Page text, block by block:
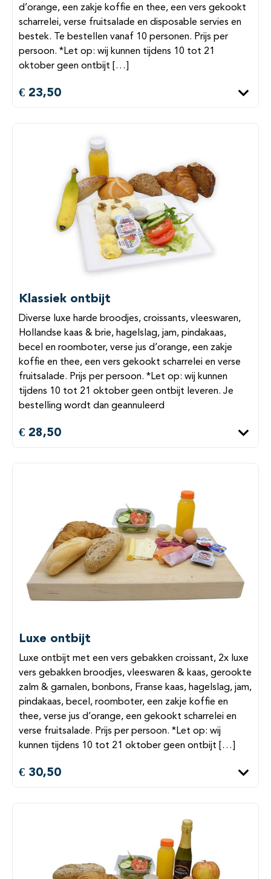
d’orange, een zakje koffie en thee, een vers gekookt
scharrelei, verse fruitsalade en disposable servies en
bestek. Te bestellen vanaf 10 personen. Prijs per
persoon. *Let op: wij kunnen tijdens 10 tot 21
oktober geen ontbijt […]
€ 23,50
Klassiek ontbijt
Diverse luxe harde broodjes, croissants, vleeswaren,
Hollandse kaas & brie, hagelslag, jam, pindakaas,
becel en roomboter, verse jus d’orange, een zakje
koffie en thee, een vers gekookt scharrelei en verse
fruitsalade. Prijs per persoon. *Let op: wij kunnen
tijdens 10 tot 21 oktober geen ontbijt leveren. Je
bestelling wordt dan geannuleerd
€ 28,50
Luxe ontbijt
Luxe ontbijt met een vers gebakken croissant, 2x luxe
vers gebakken broodjes, vleeswaren & kaas, gerookte
zalm & garnalen, bonbons, Franse kaas, hagelslag, jam,
pindakaas, becel, roomboter, een zakje koffie en
thee, verse jus d’orange, een gekookt scharrelei en
verse fruitsalade. Prijs per persoon. *Let op: wij
kunnen tijdens 10 tot 21 oktober geen ontbijt […]
€ 30,50